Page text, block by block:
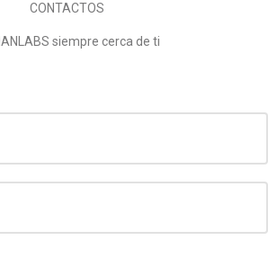
CONTACTOS
siempre cerca de ti